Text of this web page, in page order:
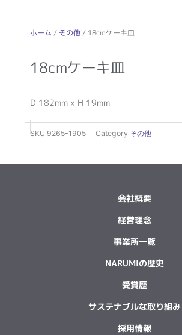
ホーム / その他/ 18cmケーキ皿
18cmケーキ皿
D 182mm x H 19mm
SKU 9265-1905 Category その他
会社概要
経営理念
事業所一覧
NARUMIの歴史
受賞歴
サステナブルな取り組み
採用情報